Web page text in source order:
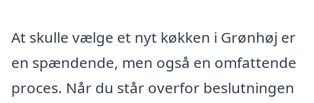
At skulle vælge et nyt køkken i Grønhøj er
en spændende, men også en omfattende
proces. Når du står overfor beslutningen